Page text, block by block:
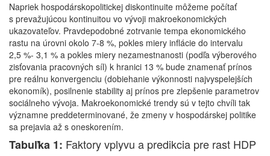
Napriek hospodárskopolitickej diskontinuite môžeme počítať
s prevažujúcou kontinuitou vo vývoji makroekonomických
ukazovateľov. Pravdepodobné zotrvanie tempa ekonomického
rastu na úrovni okolo 7-8 %, pokles miery inflácie do intervalu
2,5 %- 3,1 % a pokles miery nezamestnanosti (podľa výberového
zisťovania pracovných síl) k hranici 13 % bude znamenať prínos
pre reálnu konvergenciu (dobiehanie výkonnosti najvyspelejších
ekonomík), posilnenie stability aj prínos pre zlepšenie parametrov
sociálneho vývoja. Makroekonomické trendy sú v tejto chvíli tak
významne preddeterminované, že zmeny v hospodárskej politike
sa prejavia až s oneskorením.
Tabuľka 1: Faktory vplyvu a predikcia pre rast HDP